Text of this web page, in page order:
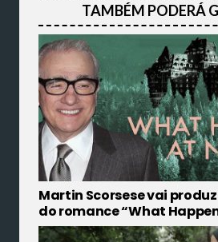
TAMBÉM PODERÁ
Martin Scorsese vai
do romance “What